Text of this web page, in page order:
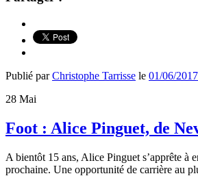
Publié parChristophe Tarrisse le 01/06/
28 Mai
Foot : Alice Pinguet, de
A bientôt 15 ans, Alice Pinguet s’apprête à
prochaine. Une opportunité de carrière au